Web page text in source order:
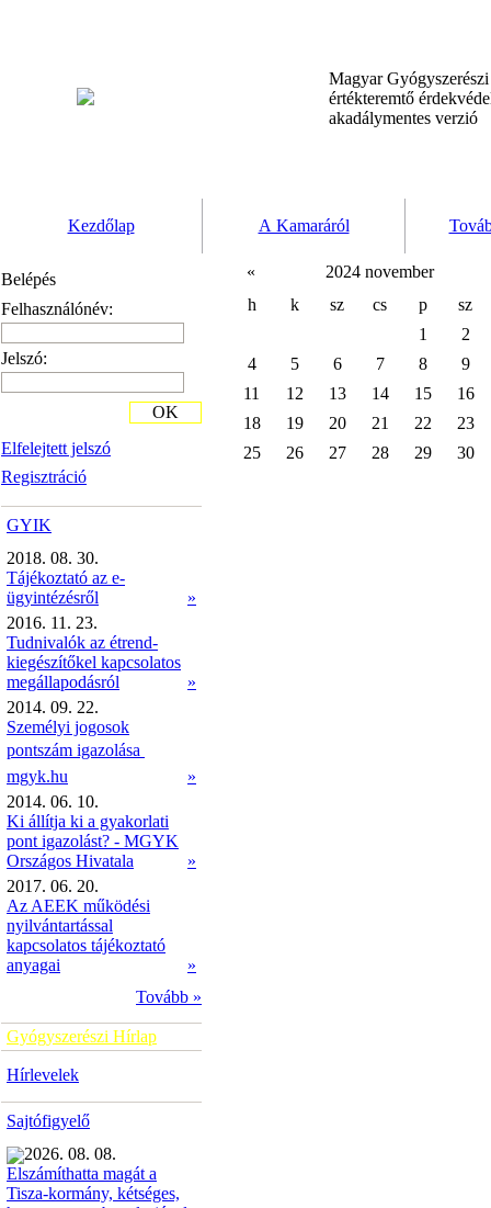
Magyar
értékteremtő
akadálymentes verzió
Kezdőlap A Kamaráról
Belépés
Felhasználónév:
Jelszó:
Elfelejtett jelszó
Regisztráció
OK
GYIK
2018. 08. 30.
Tájékoztató az e-
ügyintézésről
»
2016. 11. 23.
Tudnivalók az étrend-
kiegészítőkel kapcsolatos
megállapodásról
»
2014. 09. 22.
Személyi jogosok
pontszám igazolása 
mgyk.hu
»
2014. 06. 10.
Ki állítja ki a gyakorlati
pont igazolást? - MGYK
Országos Hivatala
»
2017. 06. 20.
Az AEEK működési
nyilvántartással
kapcsolatos tájékoztató
anyagai
»
Tovább »
Gyógyszerészi Hírlap
Hírlevelek
Sajtófigyelő
2026. 08. 08.
Elszámíthatta magát a
Tisza-kormány, kétséges,
«
2024 november
h
k sz cs p
sz
1
2
4
5 6 7 8
9
11
12 13 14 15
16
18
19 20 21 22
23
25
26 27 28 29 30